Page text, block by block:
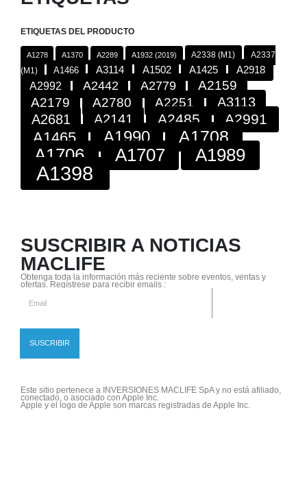
ETIQUETAS DEL PRODUCTO
A1278 A1370 A2289 A1932 (2019) A2338 (M1)
A2337
(M1)
A1466 A3114 A1502 A1425 A2918
A2992 A2442 A2779
A2159
A2179
A2780 A2251
A3113
A2681
A2141 A2485 A2991
A1465 A1990
A1708
A1706
A1707 A1989
A1398
SUSCRIBIR A NOTICIAS
MACLIFE
Obtenga toda la información más reciente sobre eventos, ventas y
ofertas. Regístrese para recibir emails :
Este sitio pertenece a INVERSIONES MACLIFE SpA y no está afiliado,
conectado, o asociado con Apple Inc.
Apple y el logo de Apple son marcas registradas de Apple Inc.